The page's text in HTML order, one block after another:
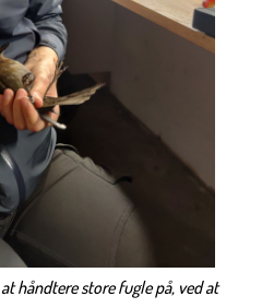
håndtere store fugle på, ved at